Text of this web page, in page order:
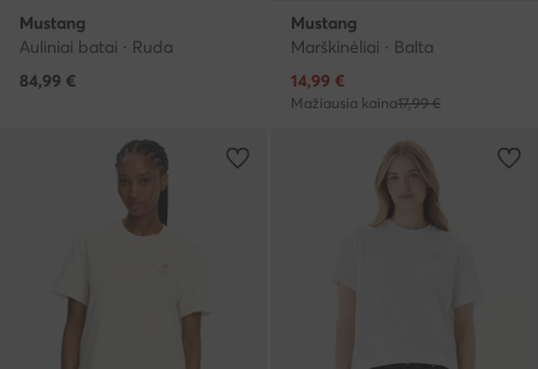
Mustang
Auliniai batai · Ruda
84,99 €
Mustang
Marškinėliai · Balta
Dabartinė kaina
14,99 €
Mažiausia kaina17,99 €